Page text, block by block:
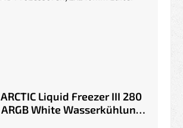
ARCTIC Liquid Freezer III 280
ARGB White Wasserkühlung